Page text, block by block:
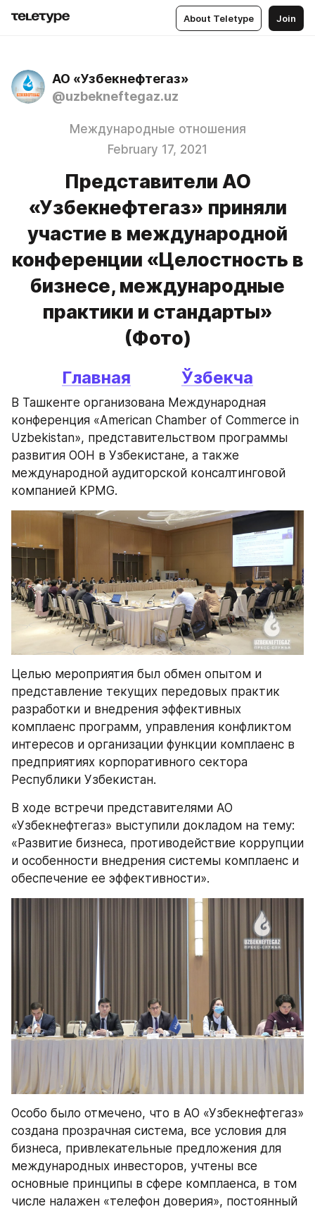
About Teletype Join
АО «Узбекнефтегаз»
@uzbekneftegaz.uz
Международные отношения
February 17, 2021
Представители АО
«Узбекнефтегаз» приняли
участие в международной
конференции «Целостность в
бизнесе, международные
практики и стандарты»
(Фото)
Главная Ўзбекча
В Ташкенте организована Международная
конференция «American Chamber of Commerce in
Uzbekistan», представительством программы
развития ООН в Узбекистане, а также
международной аудиторской консалтинговой
компанией KPMG.
Целью мероприятия был обмен опытом и
представление текущих передовых практик
разработки и внедрения эффективных
комплаенс программ, управления конфликтом
интересов и организации функции комплаенс в
предприятиях корпоративного сектора
Республики Узбекистан.
В ходе встречи представителями АО
«Узбекнефтегаз» выступили докладом на тему:
«Развитие бизнеса, противодействие коррупции
и особенности внедрения системы комплаенс и
обеспечение ее эффективности».
Особо было отмечено, что в АО «Узбекнефтегаз»
создана прозрачная система, все условия для
бизнеса, привлекательные предложения для
международных инвесторов, учтены все
основные принципы в сфере комплаенса, в том
числе налажен «телефон доверия», постоянный